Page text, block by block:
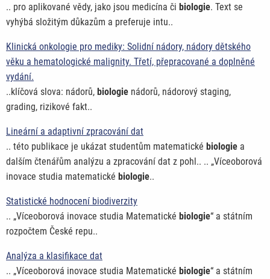
.. pro aplikované vědy, jako jsou medicína či biologie. Text se
vyhýbá složitým důkazům a preferuje intu..
Klinická onkologie pro mediky: Solidní nádory, nádory dětského
věku a hematologické malignity. Třetí, přepracované a doplněné
vydání.
..klíčová slova: nádorů, biologie nádorů, nádorový staging,
grading, rizikové fakt..
Lineární a adaptivní zpracování dat
.. této publikace je ukázat studentům matematické biologie a
dalším čtenářům analýzu a zpracování dat z pohl.. .. „Víceoborová
inovace studia matematické biologie..
Statistické hodnocení biodiverzity
.. „Víceoborová inovace studia Matematické biologie“ a státním
rozpočtem České repu..
Analýza a klasifikace dat
.. „Víceoborová inovace studia Matematické biologie“ a státním